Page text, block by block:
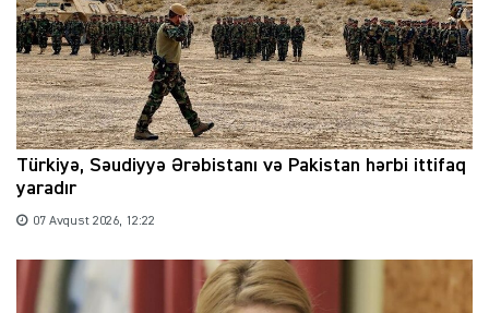
Türkiyə, Səudiyyə Ərəbistanı və Pakistan hərbi ittifaq
yaradır
07 Avqust 2026, 12:22